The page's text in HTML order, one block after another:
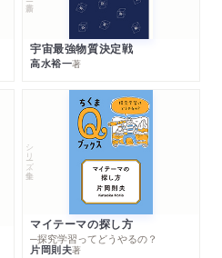
宇宙最強物質決定戦
高水裕一著
シリーズ・全集
マイテーマの探し方
─探究学習ってどうやるの？
片岡則夫著